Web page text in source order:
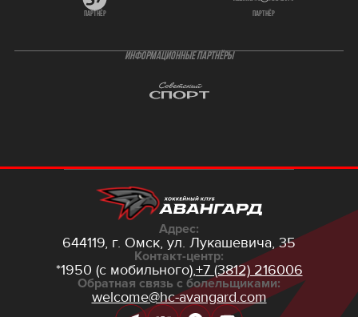
партнёр партнёр
ИНФОРМАЦИОННЫЕ ПАРТНЁРЫ
Адрес:
644119, г. Омск, ул. Лукашевича, 35
Контакт-центр:
*1950 (с мобильного),+7 (3812) 216006
Обратная связь с болельщиками:
welcome@hc-avangard.com